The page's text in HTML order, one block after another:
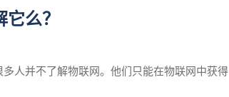
么？
人并不了解物联网。他们只能在物联网中获得